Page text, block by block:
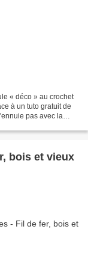
« déco » au crochet
à un tuto gratuit de
pas avec la
bois et vieux